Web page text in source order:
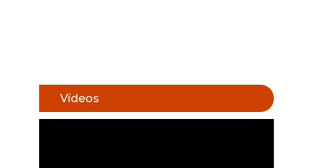
Vídeos